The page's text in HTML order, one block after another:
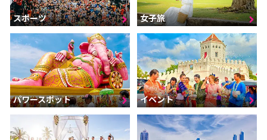
スポーツ 女子旅
パワースポット イベント